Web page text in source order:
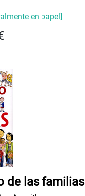
en papel]
de las familias